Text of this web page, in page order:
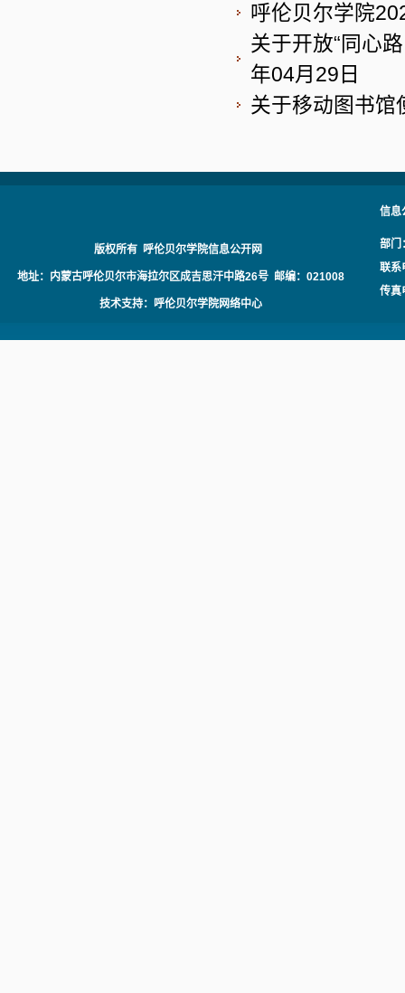
呼伦贝尔学院
关于开放“同心
年04月29日
关于移动图书馆
版权所有 呼伦贝尔学院信息公开网
地址：内蒙古呼伦贝尔市海拉尔区成吉思汗中路26号 邮编：021008
技术支持：呼伦贝尔学院网络中心
信息
部门
联系
传真